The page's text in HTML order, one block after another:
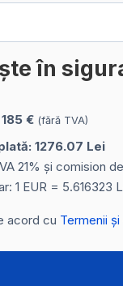
în
€ (fără TVA)
1276.07 Lei
21% și comision
1 EUR = 5.616323
acord cu Termenii